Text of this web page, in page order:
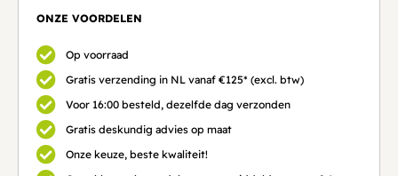
ONZE VOORDELEN
Op voorraad
Gratis verzending in NL vanaf €125* (excl. btw)
Voor 16:00 besteld, dezelfde dag verzonden
Gratis deskundig advies op maat
Onze keuze, beste kwaliteit!